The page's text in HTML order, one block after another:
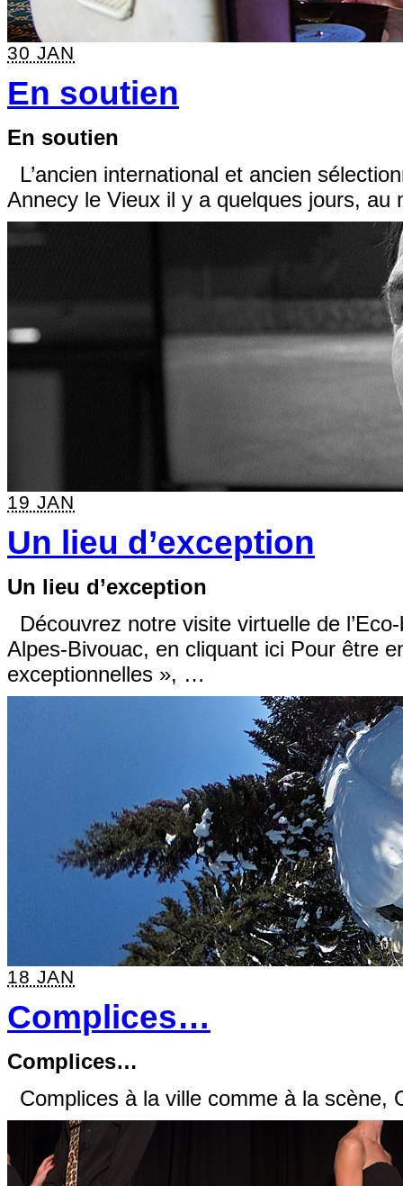
30 JAN
En soutien
En soutien
L’ancien international et ancien
Annecy le Vieux il y a quelques jours,
19 JAN
Un lieu d’exception
Un lieu d’exception
Découvrez notre visite virtuelle de
Alpes-Bivouac, en cliquant ici Pour être
exceptionnelles », …
18 JAN
Complices…
Complices…
Complices à la ville comme à la